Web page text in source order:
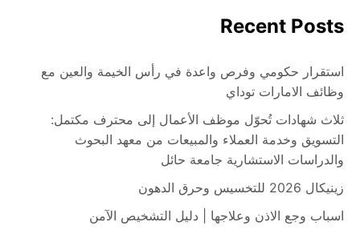
Recent Posts
استقرار حكومي وفرص واعدة في رأس الخيمة والعين مع
وظائف الامارات توداي
ثلاث شهادات تُحوّل موظف الأعمال إلى محترف مكتمل:
التسويق وخدمة العملاء والمبيعات من معهد البحوث
والدراسات الاستشارية جامعة حائل
زينيكال 2026 للتخسيس وحرق الدهون
اسباب وجع الاذن وعلاجها | دليل التشخيص الآمن